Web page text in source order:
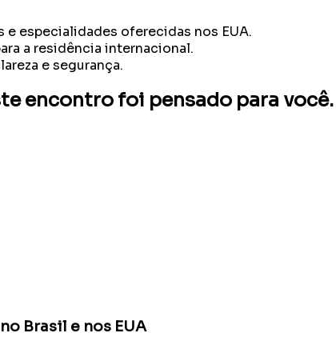
especialidades oferecidas nos EUA.
a residência internacional.
e segurança.
encontro foi pensado para você.
Brasil e nos EUA